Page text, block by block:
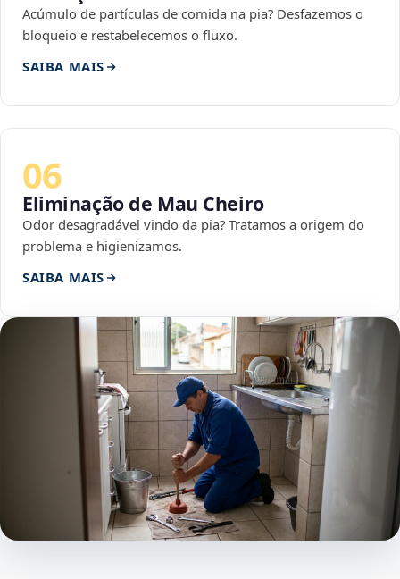
Acúmulo de partículas de comida na pia? Desfazemos o
bloqueio e restabelecemos o fluxo.
SAIBA MAIS
06
Eliminação de Mau Cheiro
Odor desagradável vindo da pia? Tratamos a origem do
problema e higienizamos.
SAIBA MAIS